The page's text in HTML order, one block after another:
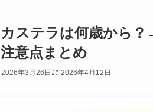
カステラは何歳から
注意点まとめ
2026年3月26日 2026年4月12日